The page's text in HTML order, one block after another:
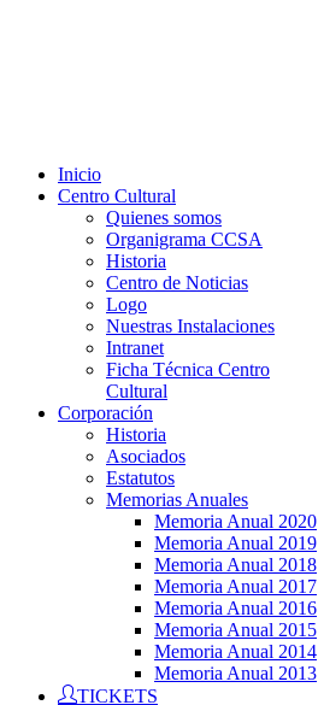
Inicio
Centro Cultural
Quienes somos
Organigrama CCSA
Historia
Centro de Noticias
Logo
Nuestras Instalaciones
Intranet
Ficha Técnica Centro
Cultural
Corporación
Historia
Asociados
Estatutos
Memorias Anuales
Memoria Anual 2020
Memoria Anual 2019
Memoria Anual 2018
Memoria Anual 2017
Memoria Anual 2016
Memoria Anual 2015
Memoria Anual 2014
Memoria Anual 2013
TICKETS